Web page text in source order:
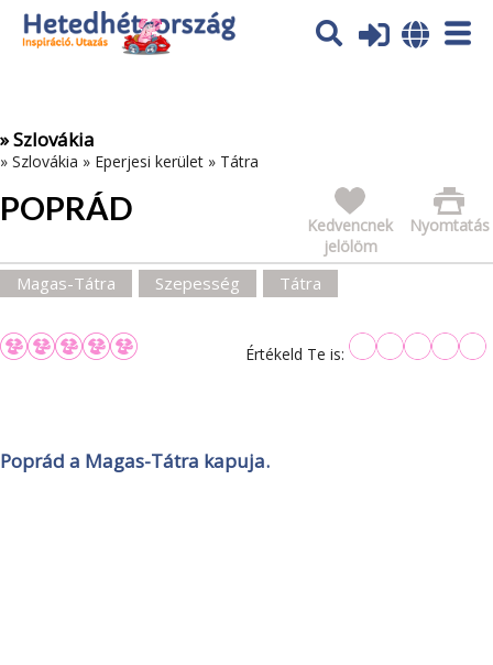
Az oldal sütiket (cookies) használ. További tájékoztatás itt:
Adatvédelmi tájékoztató
» Szlovákia
» Szlovákia » Eperjesi kerület » Tátra
POPRÁD Nyomtatás
Kedvencnek
jelölöm
Magas-Tátra Szepesség Tátra
Értékeld Te is:
Poprád a Magas-Tátra kapuja.